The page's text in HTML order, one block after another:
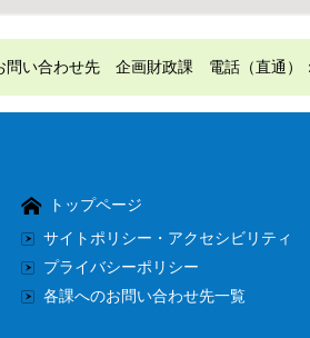
問い合わせ先 企画財政課 電話（直通）
トップページ
サイトポリシー・アクセシビリティ
プライバシーポリシー
各課へのお問い合わせ先一覧